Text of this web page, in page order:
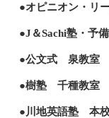
●オピニオン・リ
●J＆Sachi塾・予
●公文式 泉教室
●樹塾 千種教室
●川地英語塾 本